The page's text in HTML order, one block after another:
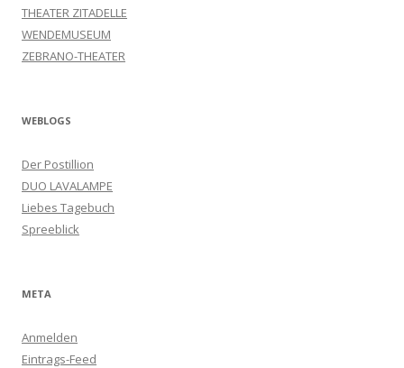
THEATER ZITADELLE
WENDEMUSEUM
ZEBRANO-THEATER
WEBLOGS
Der Postillion
DUO LAVALAMPE
Liebes Tagebuch
Spreeblick
META
Anmelden
Eintrags-Feed